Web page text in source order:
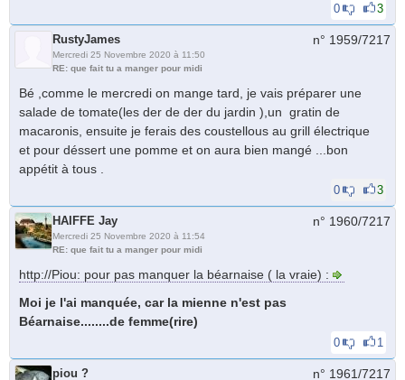
0 3
RustyJames
Mercredi 25 Novembre 2020 à 11:50
RE: que fait tu a manger pour midi
n° 1959/7217
Bé ,comme le mercredi on mange tard, je vais préparer une
salade de tomate(les der de der du jardin ),un gratin de
macaronis, ensuite je ferais des coustellous au grill électrique
et pour déssert une pomme et on aura bien mangé ...bon
appétit à tous .
0 3
HAIFFE Jay
Mercredi 25 Novembre 2020 à 11:54
RE: que fait tu a manger pour midi
n° 1960/7217
http://Piou: pour pas manquer la béarnaise ( la vraie) :
Moi je l'ai manquée, car la mienne n'est pas
Béarnaise........de femme(rire)
0 1
piou ? n° 1961/7217